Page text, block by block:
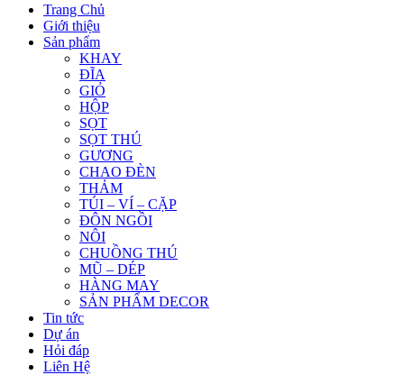
Trang Chủ
Giới thiệu
Sản phẩm
KHAY
ĐĨA
GIỎ
HỘP
SỌT
SỌT THÚ
GƯƠNG
CHAO ĐÈN
THẢM
TÚI – VÍ – CẶP
ĐÔN NGỒI
NÔI
CHUỒNG THÚ
MŨ – DÉP
HÀNG MAY
SẢN PHẨM DECOR
Tin tức
Dự án
Hỏi đáp
Liên Hệ